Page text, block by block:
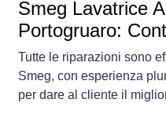
Smeg Lavatrice
Portogruaro:
Tutte le riparazioni sono
Smeg, con esperienza
per dare al cliente il